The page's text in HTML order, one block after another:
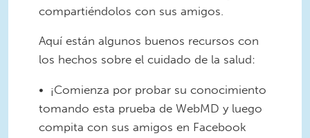
compartiéndolos con sus amigos.
Aquí están algunos buenos recursos con
los hechos sobre el cuidado de la salud:
• ¡Comienza por probar su conocimiento
tomando esta prueba de WebMD y luego
compita con sus amigos en Facebook